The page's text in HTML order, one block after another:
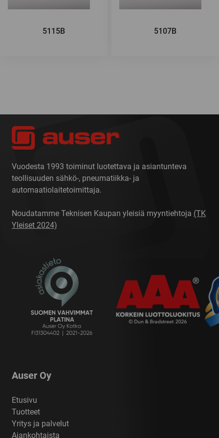
5115B 5107B
Vuodesta 1993 toiminut luotettava ja asiantunteva
teollisuuden sähkö-, pneumatiikka- ja
automaatiolaitetoimittaja.
Noudatamme Teknisen Kaupan yleisiä myyntiehtoja (TK
Yleiset 2024)
Auser Oy
Etusivu
Tuotteet
Yritys ja palvelut
Ajankohtaista